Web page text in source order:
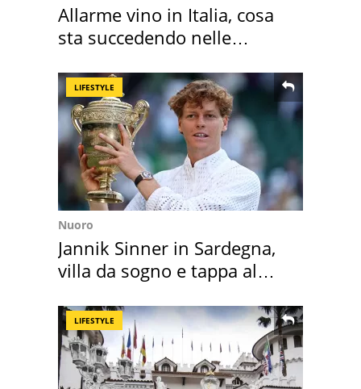
Allarme vino in Italia, cosa
sta succedendo nelle
LIFESTYLE
Nuoro
Jannik Sinner in Sardegna,
villa da sogno e tappa al
LIFESTYLE